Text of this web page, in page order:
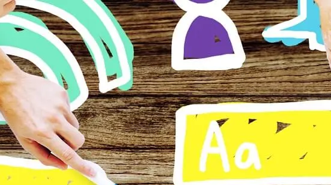
Vai ai contenuti